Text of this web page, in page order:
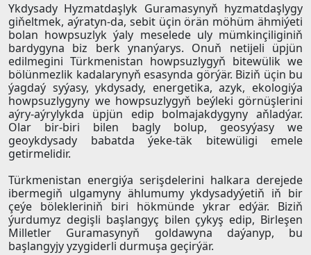
Ykdysady Hyzmatdaşlyk Guramasynyň hyzmatdaşlygy
giňeltmek, aýratyn-da, sebit üçin örän möhüm ähmiýeti
bolan howpsuzlyk ýaly meselede uly mümkinçiliginiň
bardygyna biz berk ynanýarys. Onuň netijeli üpjün
edilmegini Türkmenistan howpsuzlygyň bitewülik we
bölünmezlik kadalarynyň esasynda görýär. Biziň üçin bu
ýagdaý syýasy, ykdysady, energetika, azyk, ekologiýa
howpsuzlygyny we howpsuzlygyň beýleki görnüşlerini
aýry-aýrylykda üpjün edip bolmajakdygyny aňladýar.
Olar bir-biri bilen bagly bolup, geosyýasy we
geoykdysady babatda ýeke-täk bitewüligi emele
getirmelidir.
Türkmenistan energiýa serişdelerini halkara derejede
ibermegiň ulgamyny ählumumy ykdysadyýetiň iň bir
çeýe bölekleriniň biri hökmünde ykrar edýär. Biziň
ýurdumyz degişli başlangyç bilen çykyş edip, Birleşen
Milletler Guramasynyň goldawyna daýanyp, bu
başlangyjy yzygiderli durmuşa geçirýär.